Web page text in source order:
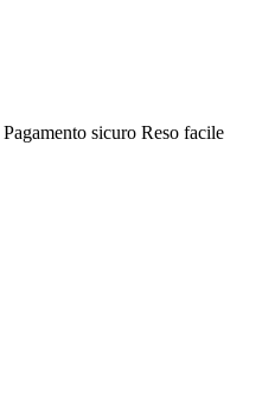
Pagamento sicuro Reso facile